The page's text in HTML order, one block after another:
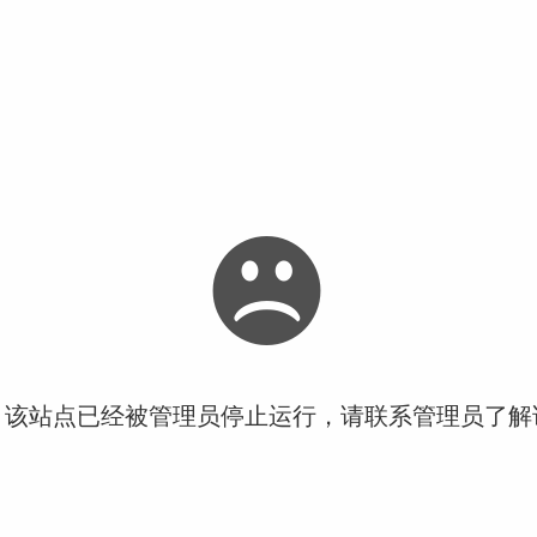
站点已经被管理员停止运行，请联系管理员了